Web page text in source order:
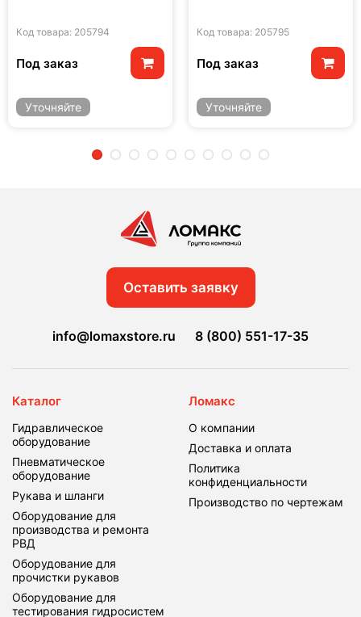
Код товара: 205794
Под заказ
Уточняйте
Код товара: 205795
Под заказ
Уточняйте
Оставить заявку
info@lomaxstore.ru 8 (800) 551-17-35
Каталог
Гидравлическое
оборудование
Пневматическое
оборудование
Рукава и шланги
Оборудование для
производства и ремонта
РВД
Оборудование для
прочистки рукавов
Оборудование для
тестирования гидросистем
Ломакс
О компании
Доставка и оплата
Политика
конфиденциальности
Производство по чертежам